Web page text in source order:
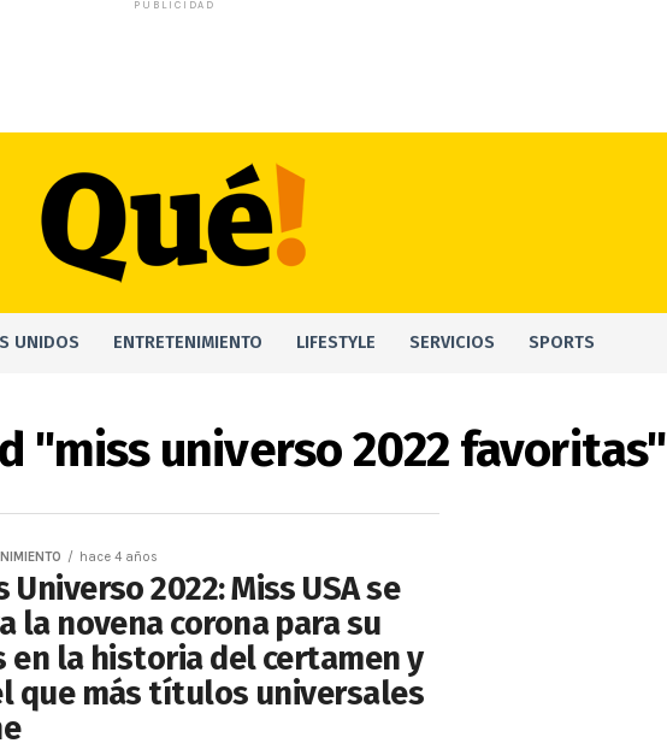
PUBLICIDAD
UNIDOS ENTRETENIMIENTO LIFESTYLE SERVICIOS SPORTS
"miss universo 2022 favoritas"
hace 4 años
Universo 2022: Miss USA se
la novena corona para su
en la historia del certamen y
que más títulos universales